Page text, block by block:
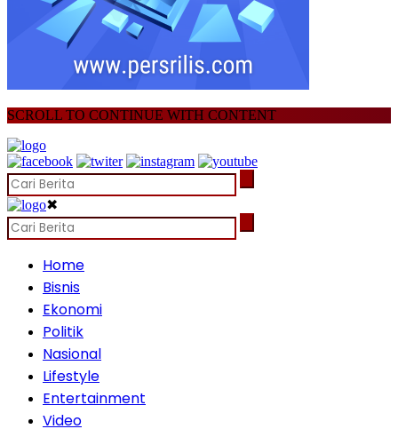
SCROLL TO CONTINUE WITH CONTENT
✖
Home
Bisnis
Ekonomi
Politik
Nasional
Lifestyle
Entertainment
Video